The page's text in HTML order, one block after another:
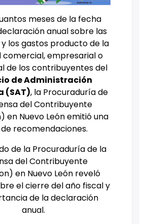
meses de la fecha
anual sobre las
los gastos producto de la
comercial, empresarial o
de los contribuyentes del
de Administración
(SAT), la Procuraduría de
del Contribuyente
en Nuevo León emitió una
recomendaciones.
de la Procuraduría de la
del Contribuyente
en Nuevo León reveló
el cierre del año fiscal y
de la declaración
anual.